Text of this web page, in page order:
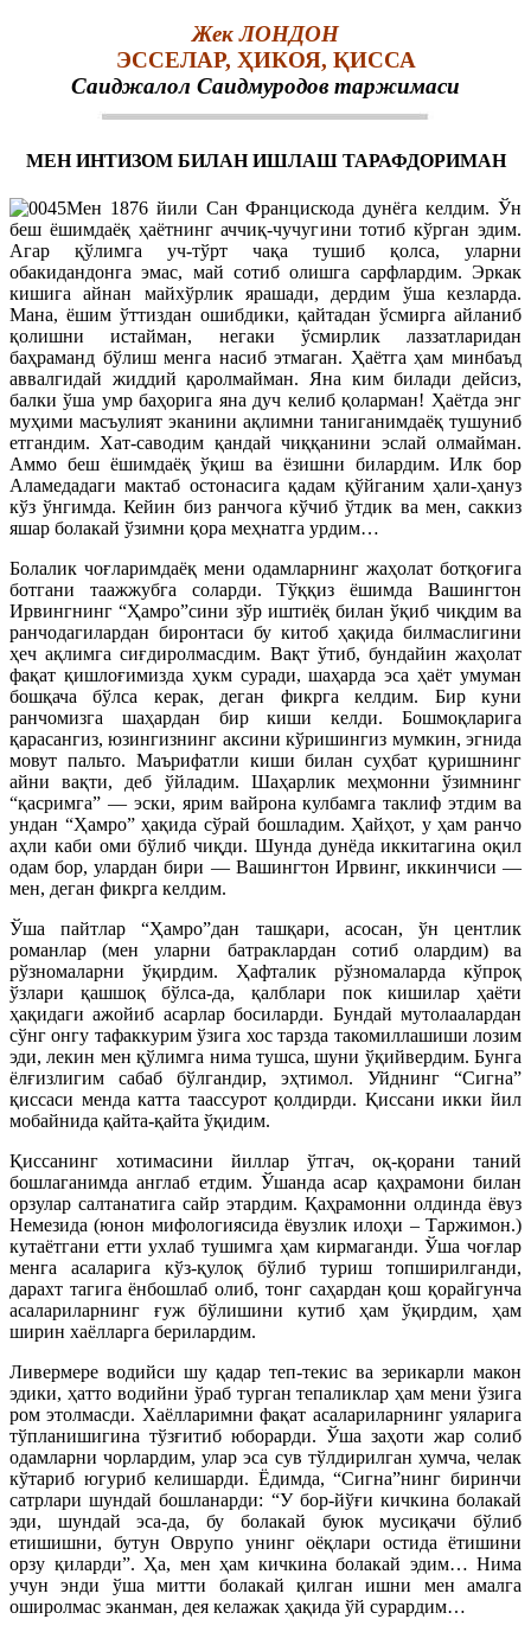
Жек ЛОНДОН
ЭССЕЛАР, ҲИКОЯ, ҚИССА
Саиджалол Саидмуродов таржимаси
МЕН ИНТИЗОМ БИЛАН ИШЛАШ ТАРАФДОРИМАН
Мен 1876 йили Сан Францискода дунёга келдим. Ўн
беш ёшимдаёқ ҳаётнинг аччиқ-чучугини тотиб кўрган эдим.
Агар қўлимга уч-тўрт чақа тушиб қолса, уларни
обакидандонга эмас, май сотиб олишга сарфлардим. Эркак
кишига айнан майхўрлик ярашади, дердим ўша кезларда.
Мана, ёшим ўттиздан ошибдики, қайтадан ўсмирга айланиб
қолишни истайман, негаки ўсмирлик лаззатларидан
баҳраманд бўлиш менга насиб этмаган. Ҳаётга ҳам минбаъд
аввалгидай жиддий қаролмайман. Яна ким билади дейсиз,
балки ўша умр баҳорига яна дуч келиб қоларман! Ҳаётда энг
муҳими масъулият эканини ақлимни таниганимдаёқ тушуниб
етгандим. Хат-саводим қандай чиққанини эслай олмайман.
Аммо беш ёшимдаёқ ўқиш ва ёзишни билардим. Илк бор
Аламедадаги мактаб остонасига қадам қўйганим ҳали-ҳануз
кўз ўнгимда. Кейин биз ранчога кўчиб ўтдик ва мен, саккиз
яшар болакай ўзимни қора меҳнатга урдим…
Болалик чоғларимдаёқ мени одамларнинг жаҳолат ботқоғига
ботгани таажжубга соларди. Тўққиз ёшимда Вашингтон
Ирвингнинг “Ҳамро”сини зўр иштиёқ билан ўқиб чиқдим ва
ранчодагилардан биронтаси бу китоб ҳақида билмаслигини
ҳеч ақлимга сиғдиролмасдим. Вақт ўтиб, бундайин жаҳолат
фақат қишлоғимизда ҳукм суради, шаҳарда эса ҳаёт умуман
бошқача бўлса керак, деган фикрга келдим. Бир куни
ранчомизга шаҳардан бир киши келди. Бошмоқларига
қарасангиз, юзингизнинг аксини кўришингиз мумкин, эгнида
мовут пальто. Маърифатли киши билан суҳбат қуришнинг
айни вақти, деб ўйладим. Шаҳарлик меҳмонни ўзимнинг
“қасримга” — эски, ярим вайрона кулбамга таклиф этдим ва
ундан “Ҳамро” ҳақида сўрай бошладим. Ҳайҳот, у ҳам ранчо
аҳли каби оми бўлиб чиқди. Шунда дунёда иккитагина оқил
одам бор, улардан бири — Вашингтон Ирвинг, иккинчиси —
мен, деган фикрга келдим.
Ўша пайтлар “Ҳамро”дан ташқари, асосан, ўн центлик
романлар (мен уларни батраклардан сотиб олардим) ва
рўзномаларни ўқирдим. Ҳафталик рўзномаларда кўпроқ
ўзлари қашшоқ бўлса-да, қалблари пок кишилар ҳаёти
ҳақидаги ажойиб асарлар босиларди. Бундай мутолаалардан
сўнг онгу тафаккурим ўзига хос тарзда такомиллашиши лозим
эди, лекин мен қўлимга нима тушса, шуни ўқийвердим. Бунга
ёлғизлигим сабаб бўлгандир, эҳтимол. Уйднинг “Сигна”
қиссаси менда катта таассурот қолдирди. Қиссани икки йил
мобайнида қайта-қайта ўқидим.
Қиссанинг хотимасини йиллар ўтгач, оқ-қорани таний
бошлаганимда англаб етдим. Ўшанда асар қаҳрамони билан
орзулар салтанатига сайр этардим. Қаҳрамонни олдинда ёвуз
Немезида (юнон мифологиясида ёвузлик илоҳи – Таржимон.)
кутаётгани етти ухлаб тушимга ҳам кирмаганди. Ўша чоғлар
менга асаларига кўз-қулоқ бўлиб туриш топширилганди,
дарахт тагига ёнбошлаб олиб, тонг саҳардан қош қорайгунча
асалариларнинг ғуж бўлишини кутиб ҳам ўқирдим, ҳам
ширин хаёлларга берилардим.
Ливермере водийси шу қадар теп-текис ва зерикарли макон
эдики, ҳатто водийни ўраб турган тепаликлар ҳам мени ўзига
ром этолмасди. Хаёлларимни фақат асалариларнинг уяларига
тўпланишигина тўзғитиб юборарди. Ўша заҳоти жар солиб
одамларни чорлардим, улар эса сув тўлдирилган хумча, челак
кўтариб югуриб келишарди. Ёдимда, “Сигна”нинг биринчи
сатрлари шундай бошланарди: “У бор-йўғи кичкина болакай
эди, шундай эса-да, бу болакай буюк мусиқачи бўлиб
етишишни, бутун Оврупо унинг оёқлари остида ётишини
орзу қиларди”. Ҳа, мен ҳам кичкина болакай эдим… Нима
учун энди ўша митти болакай қилган ишни мен амалга
оширолмас эканман, дея келажак ҳақида ўй сурардим…